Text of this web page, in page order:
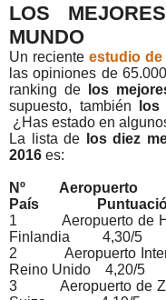
LOS
MUNDO
Un reciente estudio de
las opiniones de
ranking de
los
supuesto, también
¿Has estado en
La lista de
los diez
2016 es:
Nº
País
1 Aeropuerto
Finlandia 4,30/5
2 Aeropuerto
Reino Unido 4,20/5
3